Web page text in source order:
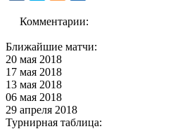
Комментарии:
Ближайшие матчи:
20 мая 2018
17 мая 2018
13 мая 2018
06 мая 2018
29 апреля 2018
Турнирная таблица: